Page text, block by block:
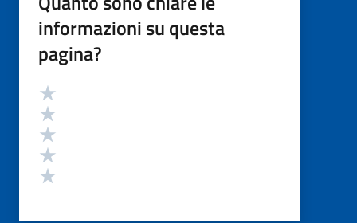
informazioni su questa
pagina?
Valutazione